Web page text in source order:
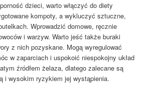
dzieci, warto włączyć do diety
kompoty, a wykluczyć sztuczne,
Wprowadzić domowe, ręcznie
i warzyw. Warto jeść także buraki
z nich pozyskane. Mogą wyregulować
w zaparciach i uspokoić niespokojny układ
źródłem żelaza, dlatego zalecane są
i wysokim ryzykiem jej wystąpienia.